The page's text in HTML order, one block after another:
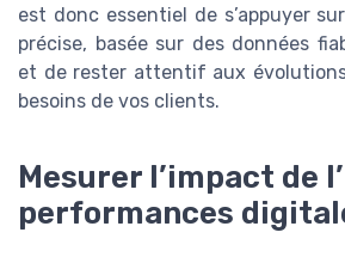
est donc essentiel de s’appuyer
précise, basée sur des données
et de rester attentif aux
besoins de vos clients.
Mesurer l’impact de
performances